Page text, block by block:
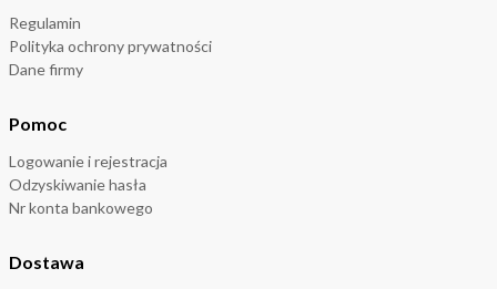
Regulamin
Polityka ochrony prywatności
Dane firmy
Pomoc
Logowanie i rejestracja
Odzyskiwanie hasła
Nr konta bankowego
Dostawa